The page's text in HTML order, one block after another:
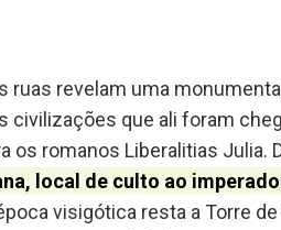
ruas revelam uma
civilizações que ali foram
os romanos Liberalitias Julia.
local de culto ao
visigótica resta a Torre